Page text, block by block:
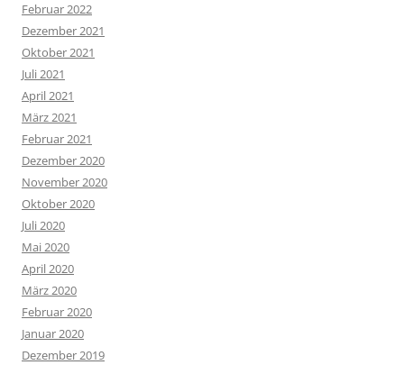
Februar 2022
Dezember 2021
Oktober 2021
Juli 2021
April 2021
März 2021
Februar 2021
Dezember 2020
November 2020
Oktober 2020
Juli 2020
Mai 2020
April 2020
März 2020
Februar 2020
Januar 2020
Dezember 2019